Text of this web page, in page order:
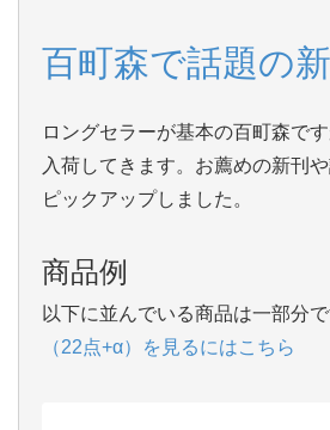
百町森で話題の
ロングセラーが基本の百町森で
入荷してきます。お薦めの新刊
ピックアップしました。
商品例
以下に並んでいる商品は一部分で
（22点+α）を見るにはこちら